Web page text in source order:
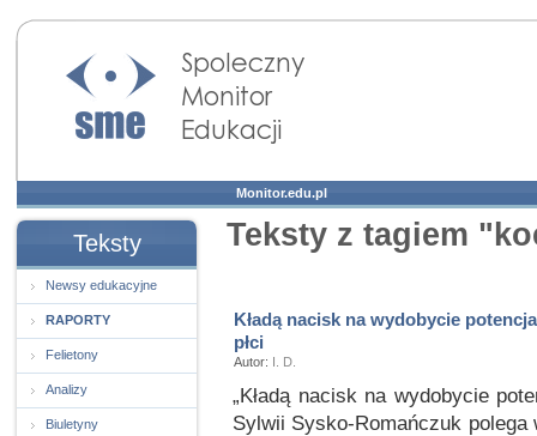
Społeczny Monitor
Edukacji
Monitor.edu.pl
Teksty
Newsy edukacyjne
RAPORTY
Felietony
Analizy
Biuletyny
Teksty z tagiem
Kładą nacisk na wydobycie
płci
Autor: I. D.
„Kładą nacisk na wydobycie
Sylwii Sysko-Romańczuk polega